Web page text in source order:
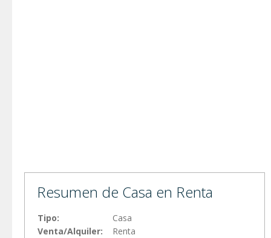
Resumen de Casa en Renta
Tipo:
Casa
Venta/Alquiler:
Renta